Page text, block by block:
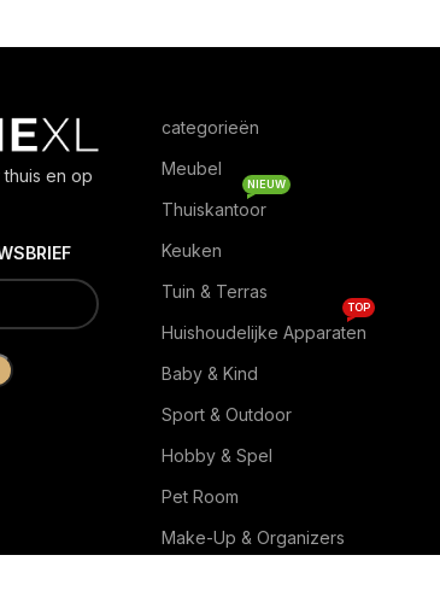
en op
categorieën
Meubel
Thuiskantoor
NIEUW
Keuken
Tuin & Terras
Huishoudelijke Apparaten
TOP
Baby & Kind
Sport & Outdoor
Hobby & Spel
Pet Room
Make-Up & Organizers